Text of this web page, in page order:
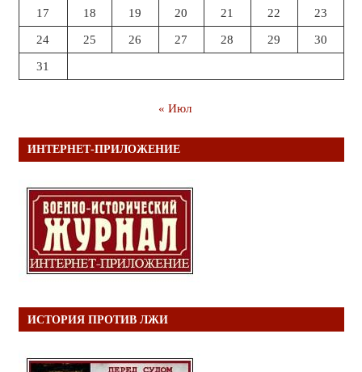
17 18 19 20 21 22 23
24 25 26 27 28 29 30
31
« Июл
ИНТЕРНЕТ-ПРИЛОЖЕНИЕ
ИСТОРИЯ ПРОТИВ ЛЖИ